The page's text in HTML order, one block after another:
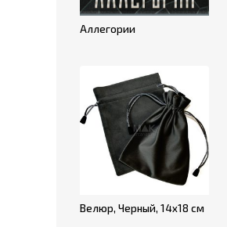
Аллегории
Велюр, Черный, 14х18 см